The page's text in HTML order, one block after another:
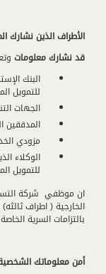
الأطراف الذين نشارك
قد نشارك معلومات
البنك
للتمويل
الجهات
المدققين
مزودي
الوكلاء
للتمويل
ان موظفي شركة
الخارجية ( اطراف
بالتزامات السرية الخاصة
أمن معلوماتك